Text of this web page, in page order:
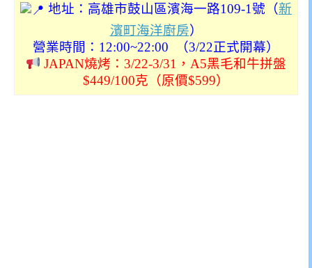
地址：高雄市鼓山區濱海一路109-1號（新
濱町海洋廚房）
營業時間： 12:00~22:00 （3/22正式開幕）
JAPAN燒烤：3/22-3/31，A5黑毛和牛拼盤
$449/100克（原價$599）